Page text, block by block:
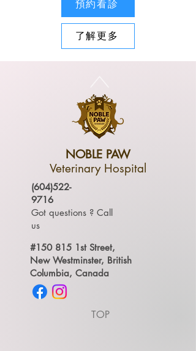
預約看診
了解更多
NOBLE PAW
Veterinary Hospital
(604)522-
9716
Got questions ? Call
us
#150 815 1st Street,
New Westminster, British
Columbia, Canada
TOP